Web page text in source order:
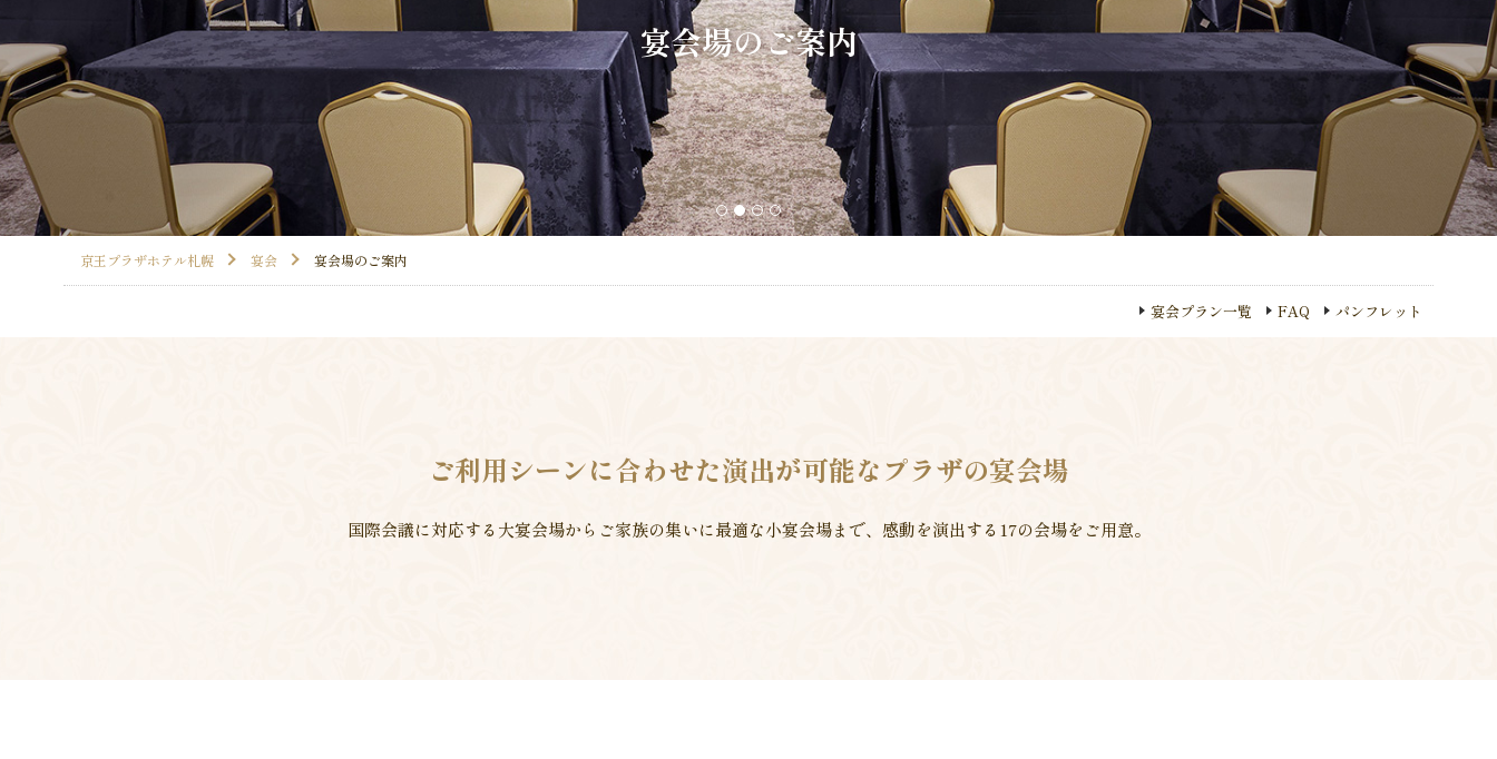
宴会場のご案内
1 2 3 4
京王プラザホテル札幌 宴会 宴会場のご案内
宴会プラン一覧 FAQ パンフレット
ご利用シーンに合わせた演出が可能なプラザの宴会場
国際会議に対応する大宴会場からご家族の集いに最適な小宴会場まで、感動を演出する17の会場をご用意。